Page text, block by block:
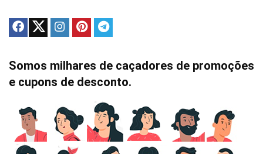
Somos milhares de caçadores de promoções
e cupons de desconto.